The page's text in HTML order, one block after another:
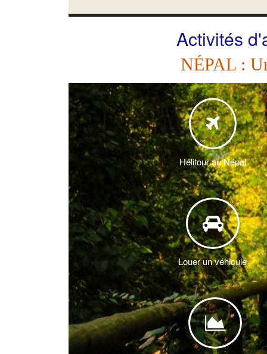
Activités
NÉPAL :
Hélitour au Népal
Louer un véhicule
<